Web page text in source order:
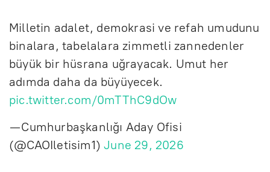
Milletin adalet, demokrasi ve refah umudunu
binalara, tabelalara zimmetli zannedenler
büyük bir hüsrana uğrayacak. Umut her
adımda daha da büyüyecek.
pic.twitter.com/0mTThC9dOw
— Cumhurbaşkanlığı Aday Ofisi
(@CAOIletisim1)June 29, 2026